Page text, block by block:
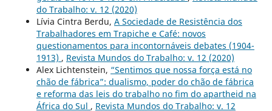
do Trabalho: v. 12 (2020)
Lívia Cintra Berdu, A Sociedade de Resistência dos
Trabalhadores em Trapiche e Café: novos
questionamentos para incontornáveis debates (1904-
1913) , Revista Mundos do Trabalho: v. 12 (2020)
Alex Lichtenstein, “Sentimos que nossa força está no
chão de fábrica”: dualismo, poder do chão de fábrica
e reforma das leis do trabalho no fim do apartheid na
África do Sul , Revista Mundos do Trabalho: v. 12